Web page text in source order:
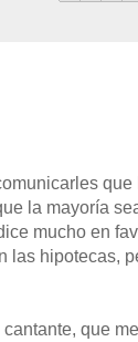
que
la mayoría
mucho en
las hipotecas,
que